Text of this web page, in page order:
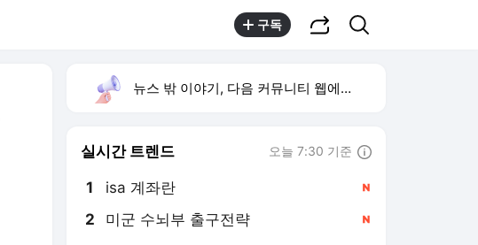
구독
뉴스 밖 이야기, 다음 커뮤니티 웹에서 보기
실시간 트렌드 오늘 7:30 기준
1 isa 계좌란
2 미군 수뇌부 출구전략